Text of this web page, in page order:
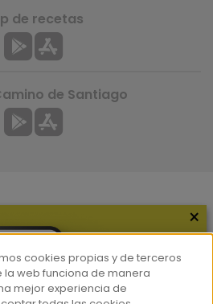
Contacto
de recetas
de Santiago
×
cookies propias y de terceros
web funciona de manera
mejor experiencia de